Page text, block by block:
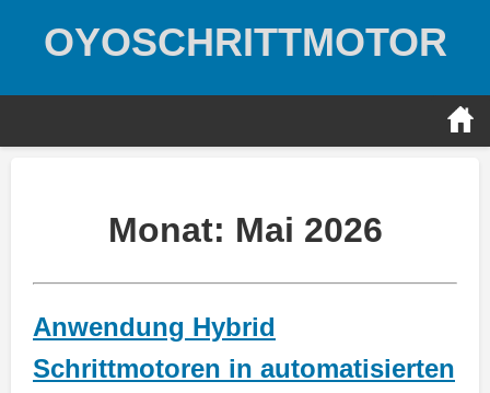
OYOSCHRITTMOTOR
Monat: Mai 2026
Anwendung Hybrid
Schrittmotoren in automatisierten